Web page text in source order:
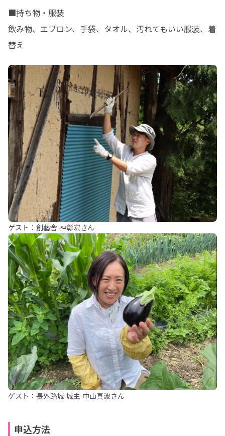
■持ち物・服装
飲み物、エプロン、手袋、タオル、汚れてもいい服装、着
替え
ゲスト：創藝舎 神彰宏さん
ゲスト：長外路城 城主 中山真波さん
申込方法